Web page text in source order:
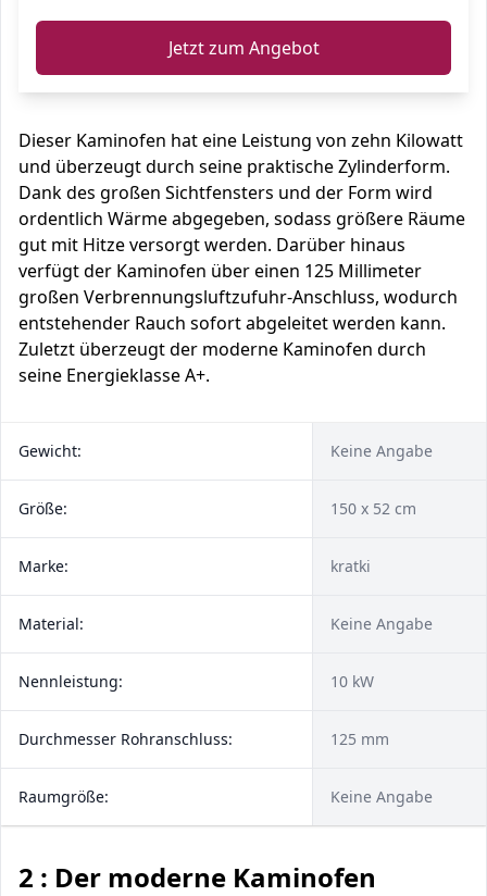
Jetzt zum Angebot
Dieser Kaminofen hat eine Leistung von zehn Kilowatt
und überzeugt durch seine praktische Zylinderform.
Dank des großen Sichtfensters und der Form wird
ordentlich Wärme abgegeben, sodass größere Räume
gut mit Hitze versorgt werden. Darüber hinaus
verfügt der Kaminofen über einen 125 Millimeter
großen Verbrennungsluftzufuhr-Anschluss, wodurch
entstehender Rauch sofort abgeleitet werden kann.
Zuletzt überzeugt der moderne Kaminofen durch
seine Energieklasse A+.
Gewicht: Keine Angabe
Größe: 150 x 52 cm
Marke: kratki
Material: Keine Angabe
Nennleistung: 10 kW
Durchmesser Rohranschluss: 125 mm
Raumgröße: Keine Angabe
2 : Der moderne Kaminofen